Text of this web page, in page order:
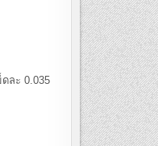
ละ 0.035